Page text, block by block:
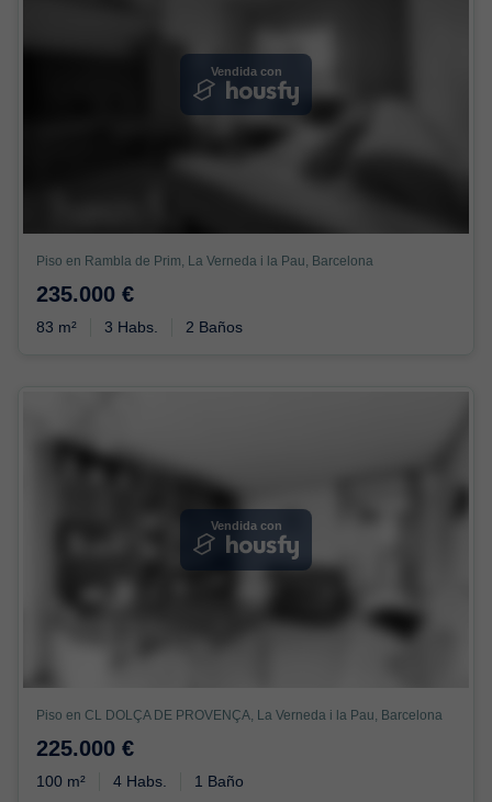
Vendida con
Piso en Rambla de Prim, La Verneda i la Pau, Barcelona
235.000 €
83 m² 3 Habs. 2 Baños
Vendida con
Piso en CL DOLÇA DE PROVENÇA, La Verneda i la Pau, Barcelona
225.000 €
100 m² 4 Habs. 1 Baño